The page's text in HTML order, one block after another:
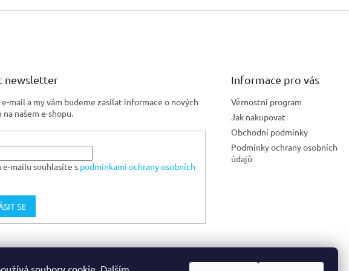
soubory cookie. Dalším
newsletter
mail a my vám budeme zasílat informace o nových
našem e-shopu.
mailu souhlasíte s podmínkami ochrany osobních
SE
Informace pro vás
Věrnostní program
Jak nakupovat
Obchodní podmínky
Podmínky ochrany osobních
údajů